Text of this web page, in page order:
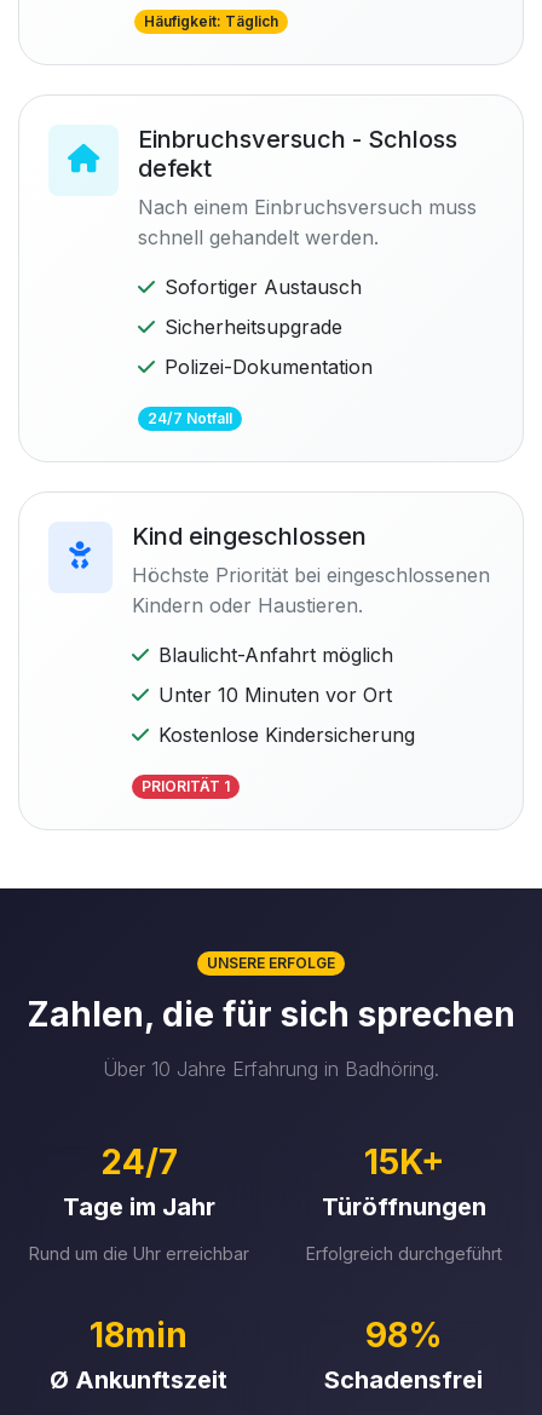
Häufigkeit: Täglich
Einbruchsversuch - Schloss
defekt
Nach einem Einbruchsversuch muss
schnell gehandelt werden.
Sofortiger Austausch
Sicherheitsupgrade
Polizei-Dokumentation
24/7 Notfall
Kind eingeschlossen
Höchste Priorität bei eingeschlossenen
Kindern oder Haustieren.
Blaulicht-Anfahrt möglich
Unter 10 Minuten vor Ort
Kostenlose Kindersicherung
PRIORITÄT 1
UNSERE ERFOLGE
Zahlen, die für sich sprechen
Über 10 Jahre Erfahrung in Badhöring.
24/7
Tage im Jahr
Rund um die Uhr erreichbar
15K+
Türöffnungen
Erfolgreich durchgeführt
18min
Ø Ankunftszeit
98%
Schadensfrei